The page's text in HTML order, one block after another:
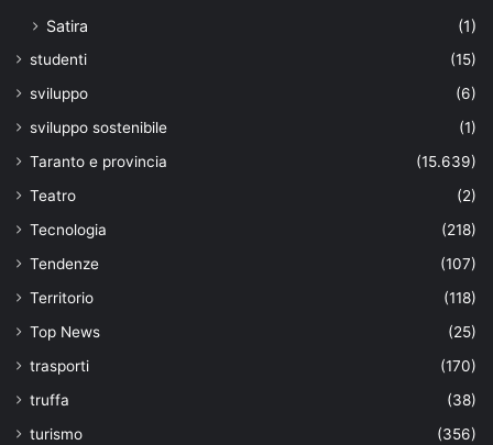
Satira (1)
studenti
(15)
sviluppo
(6)
sviluppo sostenibile
(1)
Taranto e provincia
(15.639)
Teatro
(2)
Tecnologia
(218)
Tendenze
(107)
Territorio
(118)
Top News
(25)
trasporti
(170)
truffa
(38)
turismo
(356)